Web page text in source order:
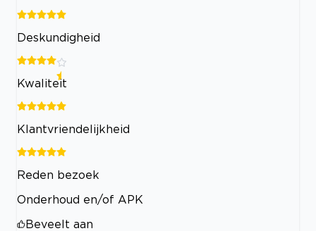
Deskundigheid
Kwaliteit
Klantvriendelijkheid
Reden bezoek
Onderhoud en/of APK
Beveelt aan